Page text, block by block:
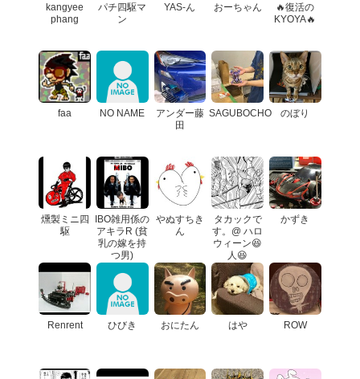
kangyee
phang
パチ四駆マ
ン
YAS-ん おーちゃん
🔥復活の
KYOYA🔥
faa NO NAME
アンダー藤
田
SAGUBOCHO のぼり
燻製ミニ四
駆
IBO雑用係の
アキラR (貧
乳の嫁を持
つ男)
やぬすちき
ん
タカックで
す。@ ハロ
ウィーン😆
人😆
かずき
Renrent ひびき おにたん はや ROW